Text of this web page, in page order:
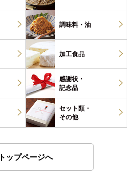
調味料・ 油
加工食品
感謝状・
記念品
セット類・
その他
トップページへ